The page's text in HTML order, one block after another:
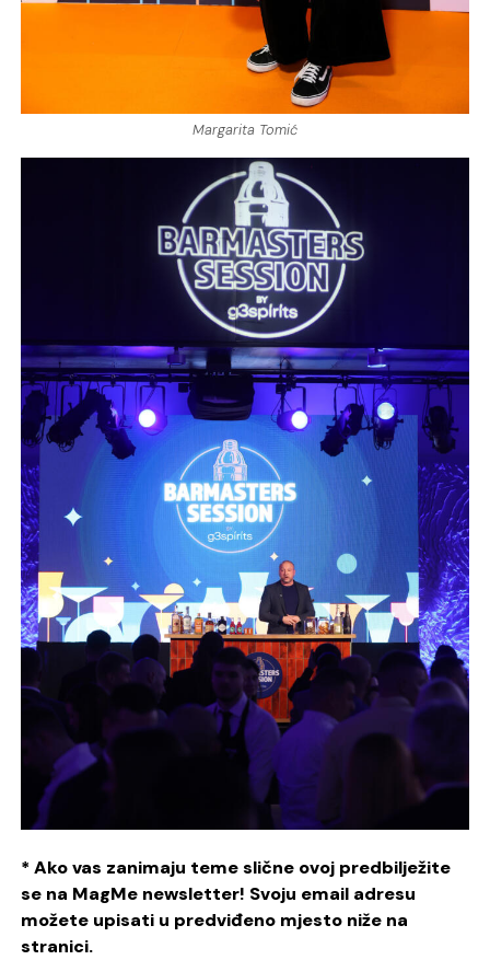
Margarita Tomić
* Ako vas zanimaju teme slične ovoj predbilježite
se na MagMe newsletter! Svoju email adresu
možete upisati u predviđeno mjesto niže na
stranici.